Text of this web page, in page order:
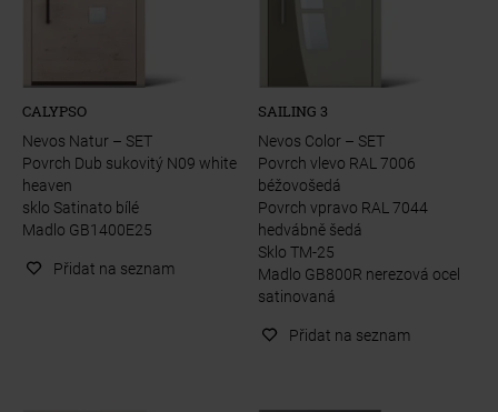
CALYPSO
Nevos Natur – SET
Povrch Dub sukovitý N09 white
heaven
sklo Satinato bílé
Madlo GB1400E25
Přidat na seznam
SAILING 3
Nevos Color – SET
Povrch vlevo RAL 7006
béžovošedá
Povrch vpravo RAL 7044
hedvábně šedá
Sklo TM-25
Madlo GB800R nerezová ocel
satinovaná
Přidat na seznam